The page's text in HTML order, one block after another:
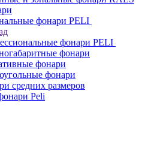
фонари PELI
фонари PELI
фонари
фонари
фонари
средних размеров
Peli